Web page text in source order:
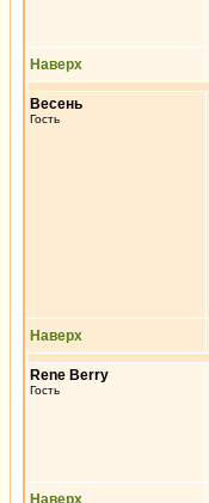
Наверх
Весень
Гость
Наверх
Rene Berry
Гость
Наверх